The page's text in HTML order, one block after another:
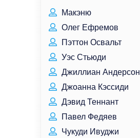
Макэню
Олег Ефремов
Пэттон Освальт
Уэс Стьюди
Джиллиан Андерсон
Джоанна Кэссиди
Дэвид Теннант
Павел Федяев
Чукуди Ивуджи